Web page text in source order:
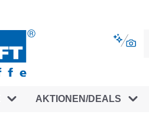
AKTIONEN/DEALS